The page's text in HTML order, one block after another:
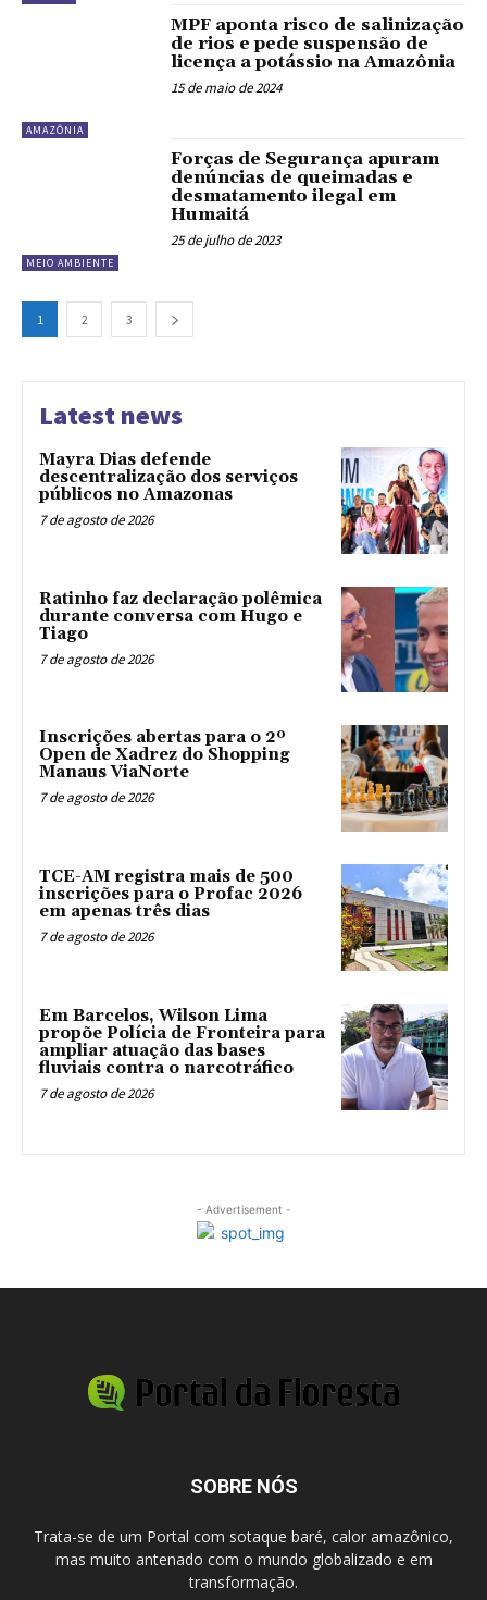
AMAZÔNIA
MPF aponta risco de salinização
de rios e pede suspensão de
licença a potássio na Amazônia
15 de maio de 2024
MEIO AMBIENTE
Forças de Segurança apuram
denúncias de queimadas e
desmatamento ilegal em
Humaitá
25 de julho de 2023
1 2 3
Latest news
Mayra Dias defende
descentralização dos serviços
públicos no Amazonas
7 de agosto de 2026
Ratinho faz declaração polêmica
durante conversa com Hugo e
Tiago
7 de agosto de 2026
Inscrições abertas para o 2º
Open de Xadrez do Shopping
Manaus ViaNorte
7 de agosto de 2026
TCE-AM registra mais de 500
inscrições para o Profac 2026
em apenas três dias
7 de agosto de 2026
Em Barcelos, Wilson Lima
propõe Polícia de Fronteira para
ampliar atuação das bases
fluviais contra o narcotráfico
7 de agosto de 2026
- Advertisement -
SOBRE NÓS
Trata-se de um Portal com sotaque baré, calor amazônico,
mas muito antenado com o mundo globalizado e em
transformação.